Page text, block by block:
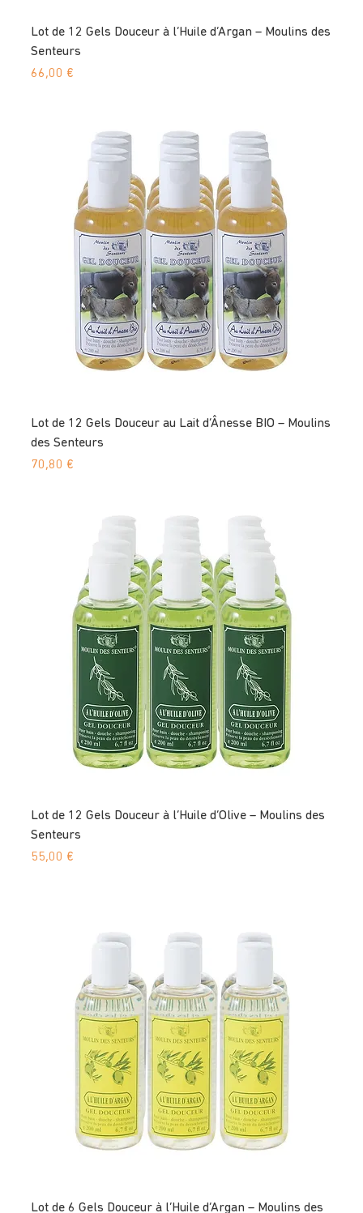
Lot de 12 Gels Douceur à l’Huile d’Argan – Moulins des
Senteurs
Prix
66,00 €
Lot de 12 Gels Douceur au Lait d’Ânesse BIO – Moulins
des Senteurs
Prix
70,80 €
Lot de 12 Gels Douceur à l’Huile d’Olive – Moulins des
Senteurs
Prix
55,00 €
Lot de 6 Gels Douceur à l’Huile d’Argan – Moulins des